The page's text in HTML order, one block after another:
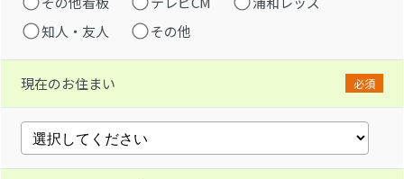
知人・友人
その他
現在のお住まい 必須